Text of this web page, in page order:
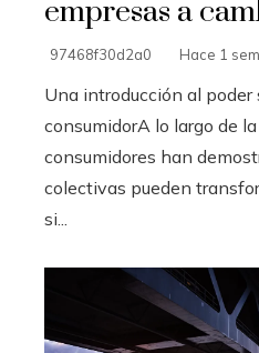
empresas a
97468f30d2a0 Hace 1
Una introducción al poder
consumidorA lo largo de
consumidores han
colectivas pueden
si...